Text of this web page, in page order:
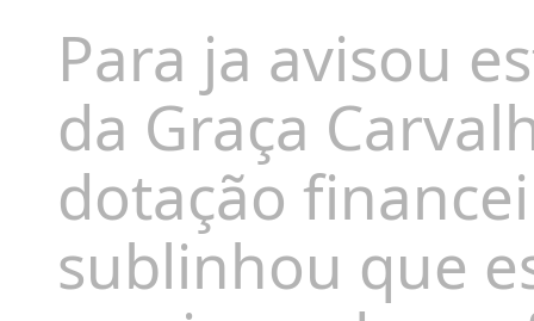
Para ja avisou
da Graça
dotação
sublinhou que